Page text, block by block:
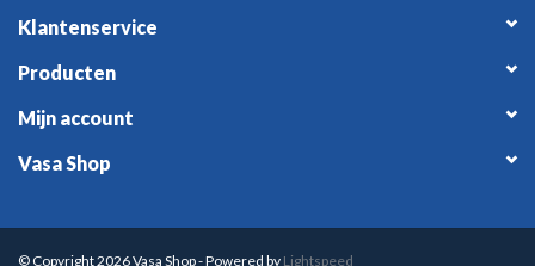
Klantenservice
Producten
Mijn account
Vasa Shop
© Copyright 2026 Vasa Shop - Powered by Lightspeed